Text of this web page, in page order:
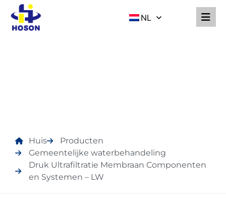
NL
Huis
Producten
Gemeentelijke waterbehandeling
Druk Ultrafiltratie Membraan Componenten
en Systemen – LW